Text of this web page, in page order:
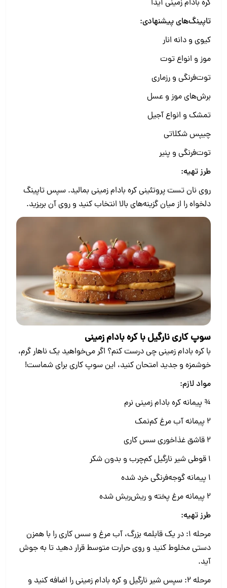
کره بادام زمینی آیدا
تاپینگ‌های پیشنهادی:
کیوی و دانه انار
موز و انواع توت
توت‌فرنگی و رزماری
برش‌های موز و عسل
تمشک و انواع آجیل
چیپس شکلاتی
توت‌فرنگی و پنیر
طرز تهیه:
روی نان تست‌ پروتئینی کره بادام زمینی بمالید. سپس تاپینگ
دلخواه را از میان گزینه‌های بالا انتخاب کنید و روی آن بریزید.
سوپ کاری نارگیل با کره بادام زمینی
با کره بادام زمینی چی درست کنم؟ اگر می‌خواهید یک ناهار گرم،
خوشمزه و جدید امتحان کنید، این سوپ کاری برای شماست!
مواد لازم:
¾ پیمانه کره بادام زمینی نرم
2 پیمانه آب مرغ کم‌نمک
2 قاشق غذاخوری سس کاری
1 قوطی شیر نارگیل کم‌چرب و بدون شکر
1 پیمانه گوجه‌فرنگی خرد شده
2 پیمانه مرغ پخته و ریش‌ریش شده
طرز تهیه:
مرحله 1: در یک قابلمه بزرگ، آب مرغ و سس کاری را با همزن
دستی مخلوط کنید و روی حرارت متوسط قرار دهید تا به جوش
آید.
مرحله 2: سپس شیر نارگیل و کره بادام زمینی را اضافه کنید و